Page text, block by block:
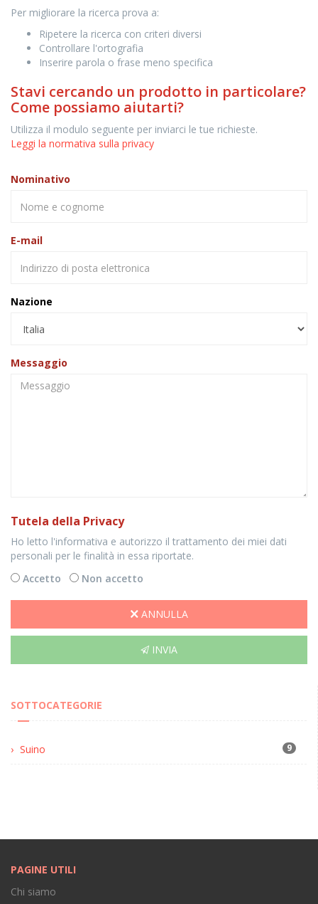
Per migliorare la ricerca prova a:
Ripetere la ricerca con criteri diversi
Controllare l'ortografia
Inserire parola o frase meno specifica
Stavi cercando un prodotto in particolare?
Come possiamo aiutarti?
Utilizza il modulo seguente per inviarci le tue richieste.
Leggi la normativa sulla privacy
Nominativo
E-mail
Nazione
Messaggio
Tutela della Privacy
Ho letto l'informativa e autorizzo il trattamento dei miei dati
personali per le finalità in essa riportate.
Accetto
Non accetto
ANNULLA
INVIA
SOTTOCATEGORIE
Suino 9
PAGINE UTILI
Chi siamo